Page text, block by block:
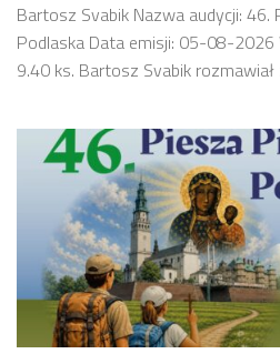
Bartosz Svabik Nazwa audycji: 46.
Podlaska Data emisji: 05-08-2026
9.40 ks. Bartosz Svabik rozmawiał